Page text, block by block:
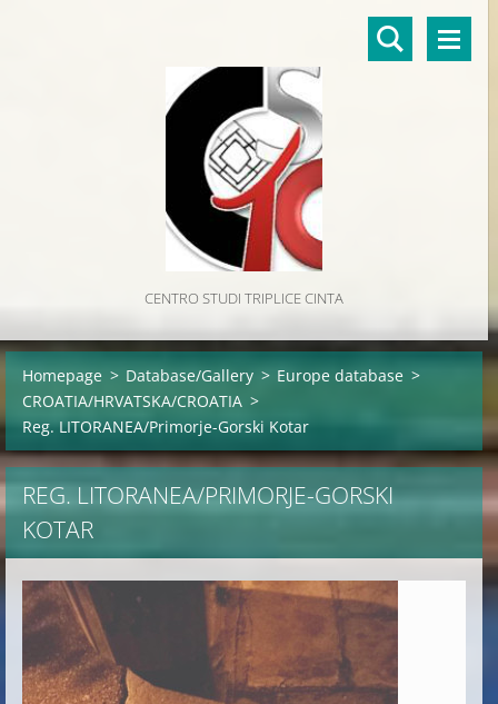
CENTRO STUDI TRIPLICE CINTA
Homepage > Database/Gallery > Europe database >
CROATIA/HRVATSKA/CROATIA >
Reg. LITORANEA/Primorje-Gorski Kotar
REG. LITORANEA/PRIMORJE-GORSKI
KOTAR